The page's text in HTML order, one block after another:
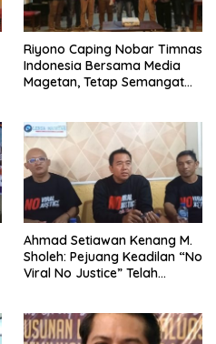
Riyono Caping Nobar Timnas
Indonesia Bersama Media
Magetan, Tetap Semangat
Ahmad Setiawan Kenang M.
Sholeh: Pejuang Keadilan “No
Viral No Justice” Telah